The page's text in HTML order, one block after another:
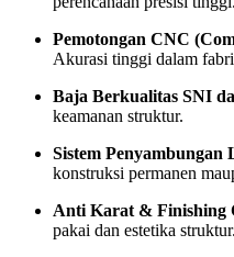
Pemotongan CNC
Akurasi tinggi dalam
Baja Berkualitas SNI
keamanan struktur.
Sistem Penyambungan
konstruksi permanen
Anti Karat & Finishing
pakai dan estetika struktur.